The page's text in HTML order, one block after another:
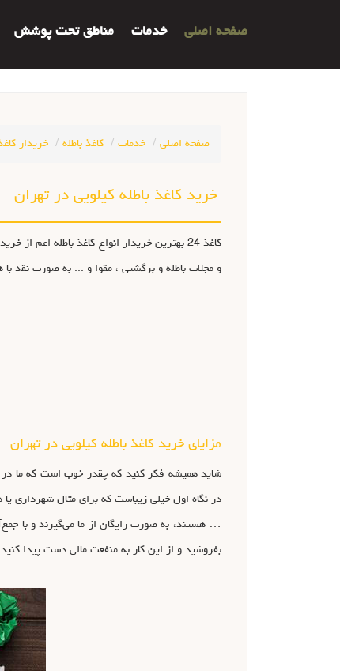
صفحه اصلی خدمات مناطق تحت پوشش
صفحه اصلی خدمات کاغذ باطله خریدار
خرید کاغذ باطله کیلویی در تهران
کاغذ 24 بهترين خريدار انواع کاغذ باطله
و مجلات باطله و برگشتی ، مقوا و ... به صورت نقد با هر مقدار وزنی از 30 کیلو
مزایای خرید کاغذ باطله کیلویی در تهران
شاید همیشه فکر کنید که چقدر خوب است که ما در
در نگاه اول خیلی زیباست که برای مثال شهرداری
بفروشید و از این کار به منفعت مالی دست پیدا